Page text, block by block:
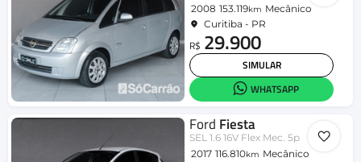
2008 153.119km Mecânico
Curitiba - PR
R$ 29.900
SIMULAR
WHATSAPP
Ford Fiesta
SEL 1.6 16V Flex Mec. 5p
2017 116.810km Mecânico